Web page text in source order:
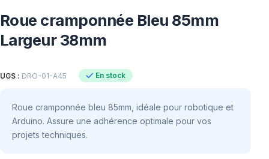
Roue cramponnée Bleu 85mm
Largeur 38mm
UGS : DRO-01-A45 En stock
Roue cramponnée bleu 85mm, idéale pour robotique et
Arduino. Assure une adhérence optimale pour vos
projets techniques.